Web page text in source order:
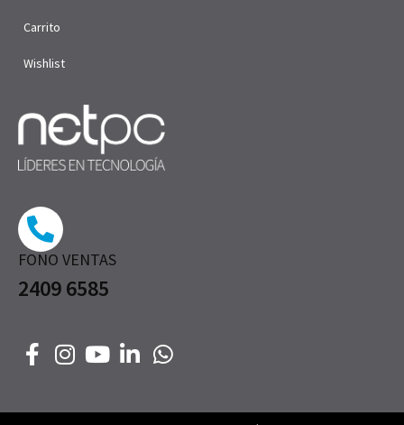
FONO VENTAS
2409 6585
Carrito
Wishlist